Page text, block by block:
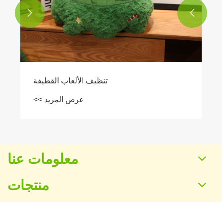
تنظيف الألعاب القطيفة
عرض المزيد >>


معلومات عنا
منتجات